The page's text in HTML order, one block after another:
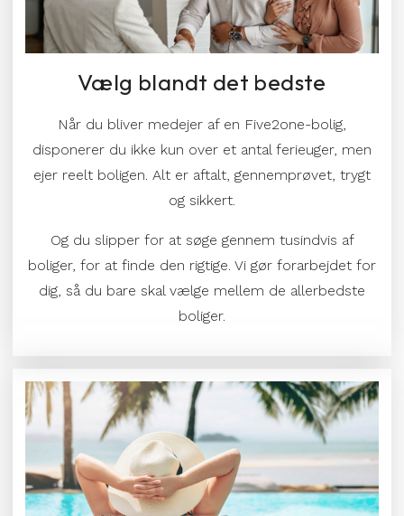
Vælg blandt det bedste
Når du bliver medejer af en Five2one-bolig,
disponerer du ikke kun over et antal ferieuger, men
ejer reelt boligen. Alt er aftalt, gennemprøvet, trygt
og sikkert.
Og du slipper for at søge gennem tusindvis af
boliger, for at finde den rigtige. Vi gør forarbejdet for
dig, så du bare skal vælge mellem de allerbedste
boliger.